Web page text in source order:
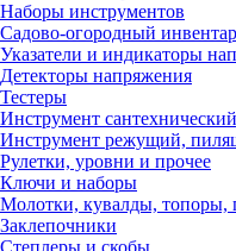
Наборы инструментов
Садово-огородный
Указатели и индикаторы
Детекторы напряжения
Тестеры
Инструмент
Инструмент режущий,
Рулетки, уровни и прочее
Ключи и наборы
Молотки, кувалды, топоры,
Заклепочники
Степлеры и скобы